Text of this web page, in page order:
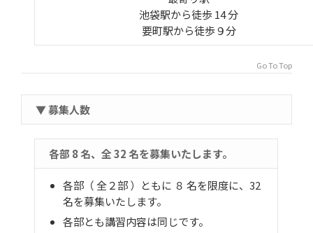
池袋駅から徒歩 14 分
要町駅から徒歩９分
Go To Top
▼ 募集人数
各部 8 名、全 32 名を募集いたします。
各部（ 全２部 ）ともに ８ 名を限度に、32
名を募集いたします。
各部とも講習内容は同じです。